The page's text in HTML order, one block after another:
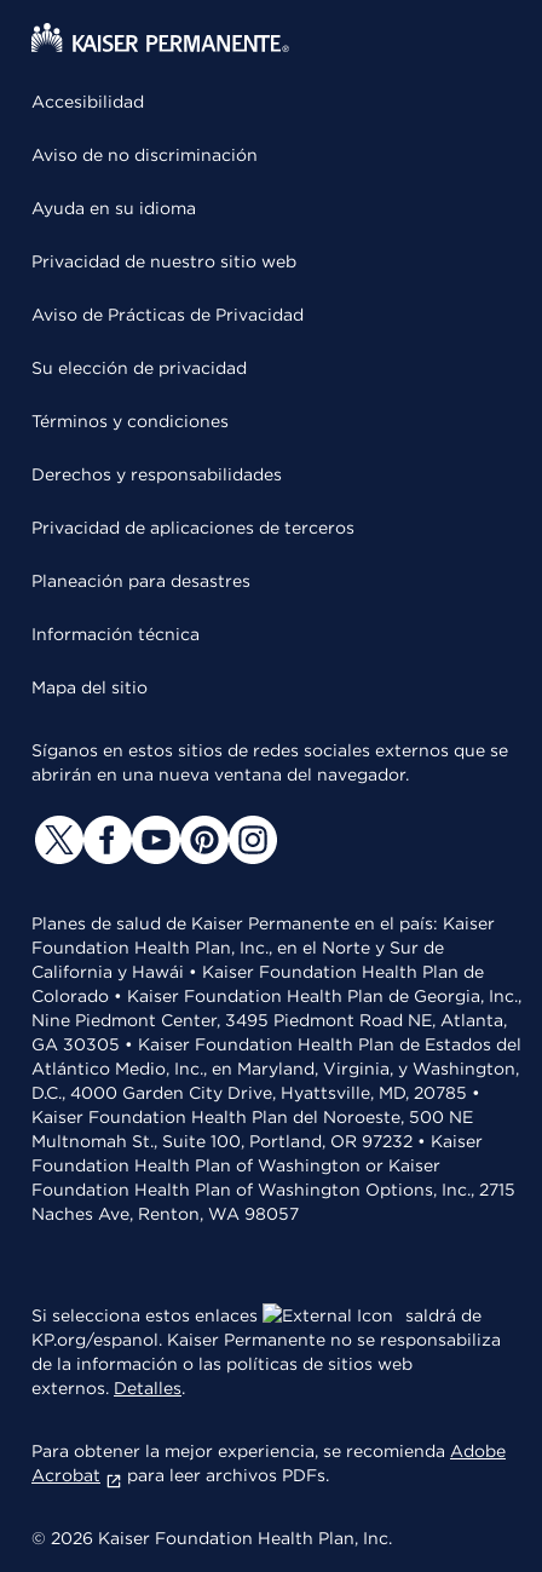
Accesibilidad
Aviso de no discriminación
Ayuda en su idioma
Privacidad de nuestro sitio web
Aviso de Prácticas de Privacidad
Su elección de privacidad
Términos y condiciones
Derechos y responsabilidades
Privacidad de aplicaciones de terceros
Planeación para desastres
Información técnica
Mapa del sitio
Síganos en estos sitios de redes sociales externos que se
abrirán en una nueva ventana del navegador.
Planes de salud de Kaiser Permanente en el país: Kaiser
Foundation Health Plan, Inc., en el Norte y Sur de
California y Hawái • Kaiser Foundation Health Plan de
Colorado • Kaiser Foundation Health Plan de Georgia, Inc.,
Nine Piedmont Center, 3495 Piedmont Road NE, Atlanta,
GA 30305 • Kaiser Foundation Health Plan de Estados del
Atlántico Medio, Inc., en Maryland, Virginia, y Washington,
D.C., 4000 Garden City Drive, Hyattsville, MD, 20785 •
Kaiser Foundation Health Plan del Noroeste, 500 NE
Multnomah St., Suite 100, Portland, OR 97232 • Kaiser
Foundation Health Plan of Washington or Kaiser
Foundation Health Plan of Washington Options, Inc., 2715
Naches Ave, Renton, WA 98057
Si selecciona estos enlaces
saldrá de
KP.org/espanol. Kaiser Permanente no se responsabiliza
de la información o las políticas de sitios web
externos. Detalles.
Para obtener la mejor experiencia, se recomienda Adobe
Acrobat
para leer archivos PDFs.
© 2026 Kaiser Foundation Health Plan, Inc.